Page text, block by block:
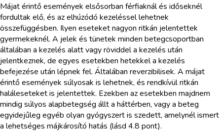
Májat érintő események elsősorban férfiaknál és időseknél
fordultak elő, és az elhúzódó kezeléssel lehetnek
összefüggésben. Ilyen eseteket nagyon ritkán jelentettek
gyermekeknél. A jelek és tünetek minden betegcsoportban
általában a kezelés alatt vagy röviddel a kezelés után
jelentkeznek, de egyes esetekben hetekkel a kezelés
befejezése után lépnek fel. Általában reverzibilisek. A májat
érintő események súlyosak is lehetnek, és rendkívül ritkán
haláleseteket is jelentettek. Ezekben az esetekben majdnem
mindig súlyos alapbetegség állt a háttérben, vagy a beteg
egyidejűleg egyéb olyan gyógyszert is szedett, amelynél ismert
a lehetséges májkárosító hatás (lásd 4.8 pont).